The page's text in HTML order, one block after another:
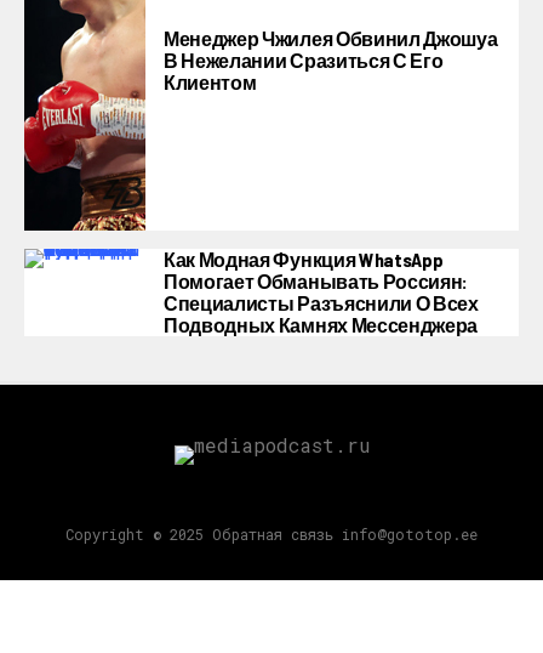
Менеджер Чжилея Обвинил Джошуа
В Нежелании Сразиться С Его
Клиентом
Как Модная Функция WhatsApp
Помогает Обманывать Россиян:
Специалисты Разъяснили О Всех
Подводных Камнях Мессенджера
Copyright © 2025 Обратная связь info@gototop.ee